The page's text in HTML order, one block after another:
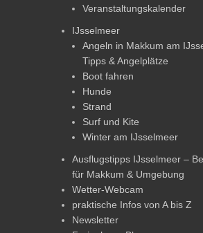
Veranstaltungskalender
IJsselmeer
Angeln in Makkum am
Tipps & Angelplätze
Boot fahren
Hunde
Strand
Surf und Kite
Winter am IJsselmeer
Ausflugstipps IJsselmeer –
für Makkum & Umgebung
Wetter-Webcam
praktische Infos von A bis Z
Newsletter